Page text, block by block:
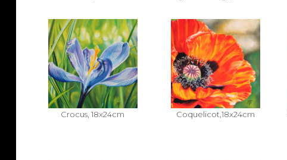
Crocus, 18x24cm Coquelicot,18x24cm